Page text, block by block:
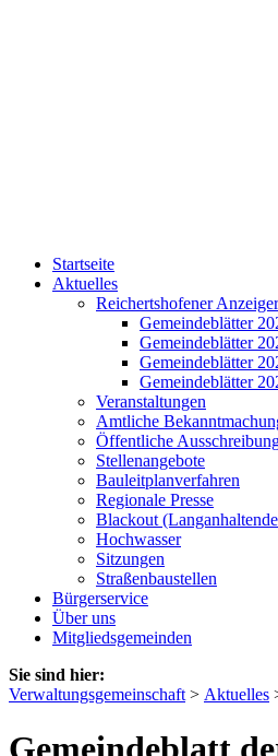
Startseite
Aktuelles
Reichertshofener Anzeiger
Gemeindeblätter
Gemeindeblätter
Gemeindeblätter
Gemeindeblätter
Veranstaltungen
Amtliche
Öffentliche
Stellenangebote
Bauleitplanverfahren
Regionale Presse
Blackout
Hochwasser
Sitzungen
Straßenbaustellen
Bürgerservice
Über uns
Mitgliedsgemeinden
Sie sind hier:
Verwaltungsgemeinschaft > Aktuelles
Gemeindeblatt